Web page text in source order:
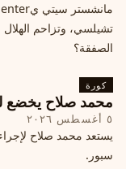
تشيلسي، وتزاحم
الصفقة؟
كورة
محمد صلاح يخضع
٥ أغسطس ٢٠٢٦
يستعد محمد صلاح
سبور.